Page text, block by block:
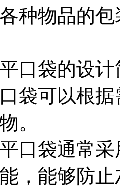
种物品的包
口袋的设
袋可以根
。
口袋通常
，能够防